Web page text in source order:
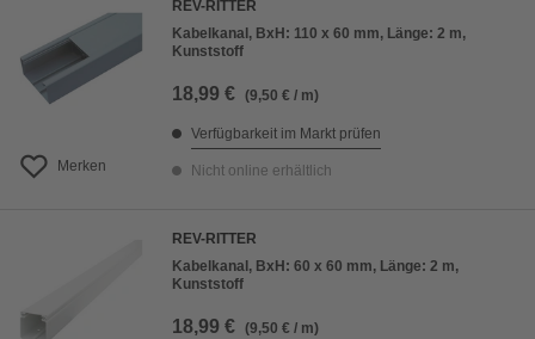
Merken
REV-RITTER
Kabelkanal, BxH: 110 x 60 mm, Länge: 2 m,
Kunststoff
18,99 € (9,50 € / m)
Verfügbarkeit im Markt prüfen
Nicht online erhältlich
REV-RITTER
Kabelkanal, BxH: 60 x 60 mm, Länge: 2 m,
Kunststoff
18,99 € (9,50 € / m)